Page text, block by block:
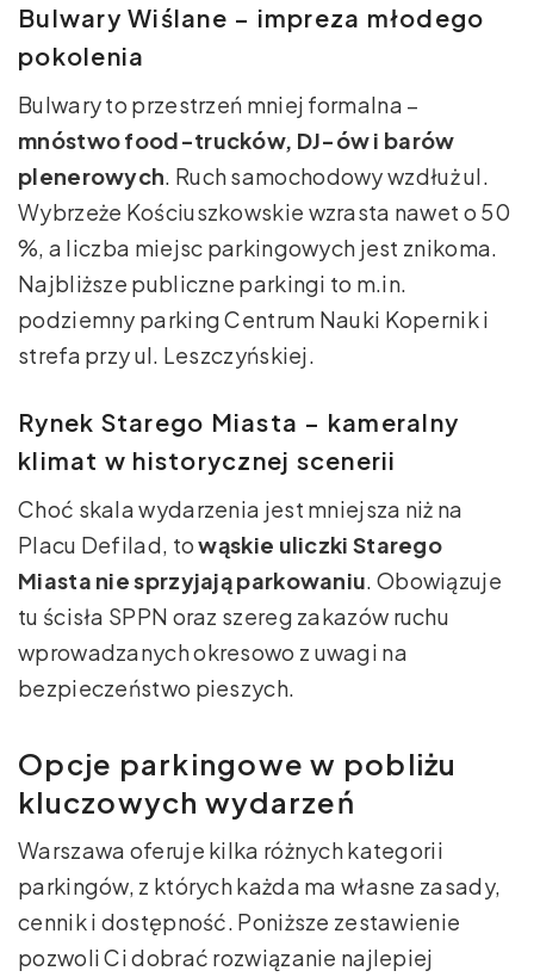
Bulwary Wiślane – impreza młodego
pokolenia
Bulwary to przestrzeń mniej formalna –
mnóstwo food-trucków, DJ-ów i barów
plenerowych. Ruch samochodowy wzdłuż ul.
Wybrzeże Kościuszkowskie wzrasta nawet o 50
%, a liczba miejsc parkingowych jest znikoma.
Najbliższe publiczne parkingi to m.in.
podziemny parking Centrum Nauki Kopernik i
strefa przy ul. Leszczyńskiej.
Rynek Starego Miasta – kameralny
klimat w historycznej scenerii
Choć skala wydarzenia jest mniejsza niż na
Placu Defilad, towąskie uliczki Starego
Miasta nie sprzyjają parkowaniu. Obowiązuje
tu ścisła SPPN oraz szereg ​zakazów ruchu
wprowadzanych okresowo z uwagi na
bezpieczeństwo pieszych.
Opcje parkingowe w pobliżu
kluczowych wydarzeń
Warszawa oferuje kilka różnych kategorii
parkingów, z których każda ma własne zasady,
cennik i dostępność. Poniższe zestawienie
pozwoli Ci dobrać rozwiązanie najlepiej